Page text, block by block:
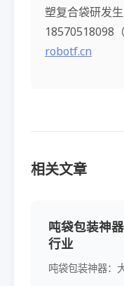
塑复合袋研发生
18570518098
robotf.cn
相关文章
吨袋包装神
行业
吨袋包装神器：